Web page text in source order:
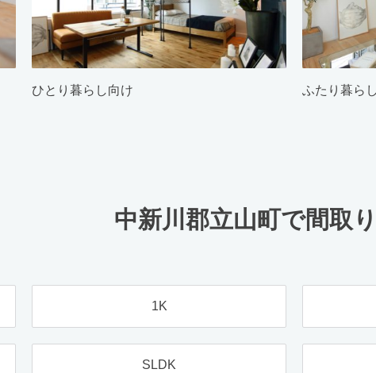
ひとり暮らし向け ふたり暮ら
中新川郡立山町で間取
1K
SLDK